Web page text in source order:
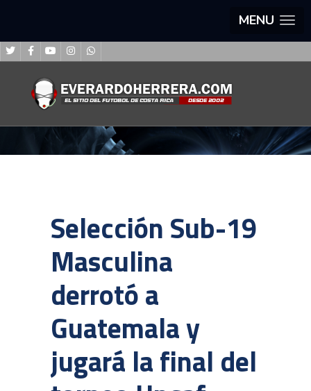
MENU
Selección Sub-19
Masculina
derrotó a
Guatemala y
jugará la final del